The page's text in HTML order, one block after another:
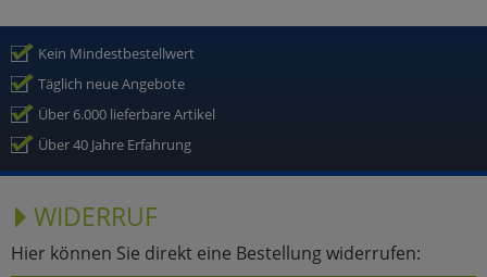
Kein Mindestbestellwert
Täglich neue Angebote
Über 6.000 lieferbare Artikel
Über 40 Jahre Erfahrung
WIDERRUF
Hier können Sie direkt eine Bestellung widerrufen: